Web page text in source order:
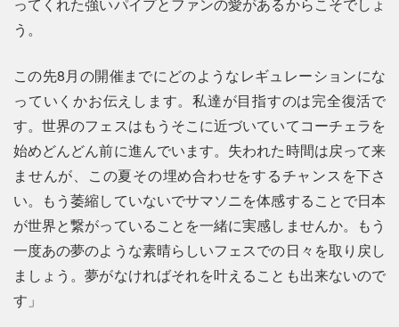
う。
この先8月の開催までにどのようなレギュレーションにな
っていくかお伝えします。私達が目指すのは完全復活で
す。世界のフェスはもうそこに近づいていてコーチェラを
始めどんどん前に進んでいます。失われた時間は戻って来
ませんが、この夏その埋め合わせをするチャンスを下さ
い。もう萎縮していないでサマソニを体感することで日本
が世界と繋がっていることを一緒に実感しませんか。もう
一度あの夢のような素晴らしいフェスでの日々を取り戻し
ましょう。夢がなければそれを叶えることも出来ないので
す」